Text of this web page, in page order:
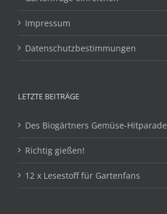
Impressum
Datenschutzbestimmungen
LETZTE BEITRÄGE
Des Biogärtners Gemüse-Hitparade
Richtig gießen!
12 x Lesestoff für Gartenfans